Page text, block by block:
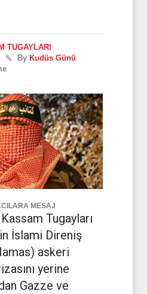
TUGAYLARI
By Kudüs Günü
MESAJ
Tugayları
İslami Direniş
askeri
yerine
Gazze ve